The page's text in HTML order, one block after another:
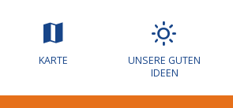
KARTE
UNSERE GUTEN
IDEEN